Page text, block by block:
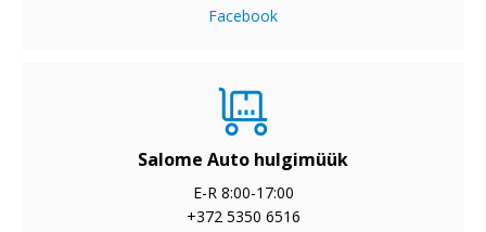
Facebook
Salome Auto hulgimüük
E-R 8:00-17:00
+372 5350 6516